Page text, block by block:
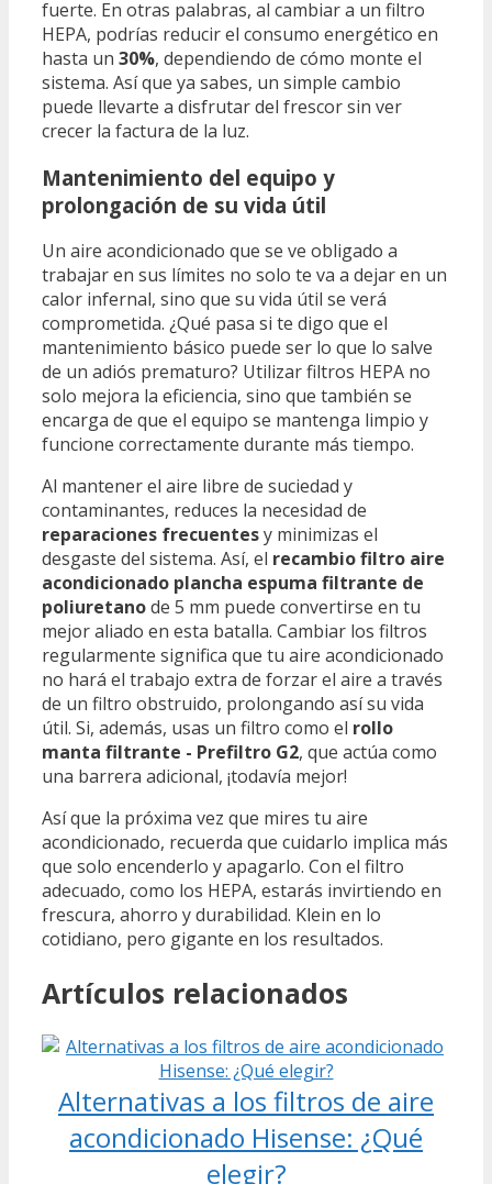
fuerte. En otras palabras, al cambiar a un filtro
HEPA, podrías reducir el consumo energético en
hasta un 30%, dependiendo de cómo monte el
sistema. Así que ya sabes, un simple cambio
puede llevarte a disfrutar del frescor sin ver
crecer la factura de la luz.
Mantenimiento del equipo y
prolongación de su vida útil
Un aire acondicionado que se ve obligado a
trabajar en sus límites no solo te va a dejar en un
calor infernal, sino que su vida útil se verá
comprometida. ¿Qué pasa si te digo que el
mantenimiento básico puede ser lo que lo salve
de un adiós prematuro? Utilizar filtros HEPA no
solo mejora la eficiencia, sino que también se
encarga de que el equipo se mantenga limpio y
funcione correctamente durante más tiempo.
Al mantener el aire libre de suciedad y
contaminantes, reduces la necesidad de
reparaciones frecuentesy minimizas el
desgaste del sistema. Así, el recambio filtro aire
acondicionado plancha espuma filtrante de
poliuretanode 5 mm puede convertirse en tu
mejor aliado en esta batalla. Cambiar los filtros
regularmente significa que tu aire acondicionado
no hará el trabajo extra de forzar el aire a través
de un filtro obstruido, prolongando así su vida
útil. Si, además, usas un filtro como el rollo
manta filtrante - Prefiltro G2, que actúa como
una barrera adicional, ¡todavía mejor!
Así que la próxima vez que mires tu aire
acondicionado, recuerda que cuidarlo implica más
que solo encenderlo y apagarlo. Con el filtro
adecuado, como los HEPA, estarás invirtiendo en
frescura, ahorro y durabilidad. Klein en lo
cotidiano, pero gigante en los resultados.
Artículos relacionados
Alternativas a los filtros de aire
acondicionado Hisense: ¿Qué
elegir?